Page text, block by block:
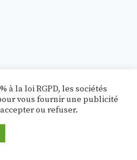
à la loi RGPD, les sociétés
vous fournir une publicité
ou refuser.